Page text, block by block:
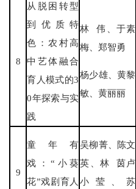
8
从脱困转型
到优质特
色：农村高
中艺体融合
育人模式的3
0年探索与实
践
林 伟、于素
梅、郑智勇
杨少雄、黄黎
敏、黄丽丽
9
童年有
戏：“小葵
花”戏剧育人
吴柳菁、陈文
英、林 茵卢
小莹、苏